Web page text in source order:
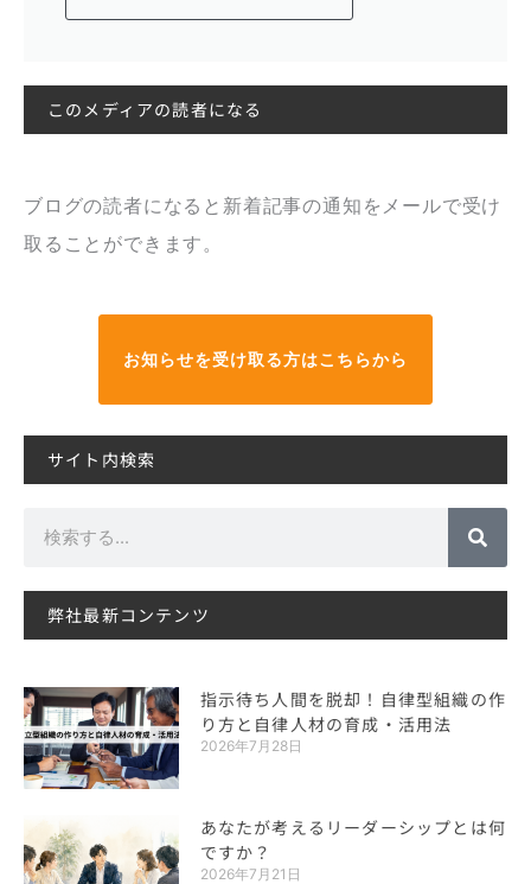
このメディアの読者になる
ブログの読者になると新着記事の通知をメールで受け
取ることができます。
お知らせを受け取る方はこちらから
サイト内検索
弊社最新コンテンツ
指示待ち人間を脱却！自律型組織の作
り方と自律人材の育成・活用法
2026年7月28日
あなたが考えるリーダーシップとは何
ですか？
2026年7月21日